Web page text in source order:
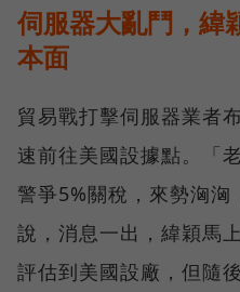
伺服器大亂鬥，緯
本面
貿易戰打擊伺服器業者
速前往美國設據點。「
警爭5%關稅，來勢洶
說，消息一出，緯穎馬
評估到美國設廠，但隨